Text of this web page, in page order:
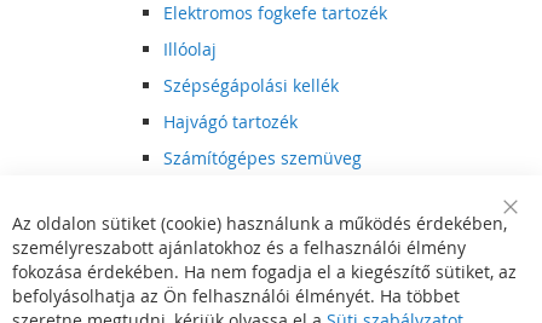
Elektromos fogkefe tartozék
Illóolaj
Szépségápolási kellék
Hajvágó tartozék
Számítógépes szemüveg
Hajvágó kiegészítő
Szórakoztató elektronika
Multimédia
DVD, BluRay lejátszó
Bar
Az oldalon sütiket (cookie) használunk a működés érdekében,
személyreszabott ajánlatokhoz és a felhasználói élmény
fokozása érdekében. Ha nem fogadja el a kiegészítő sütiket, az
befolyásolhatja az Ön felhasználói élményét. Ha többet